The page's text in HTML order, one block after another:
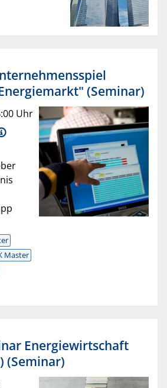
(Seminar)
Uhr
Master
Energiewirtschaft
(Seminar)